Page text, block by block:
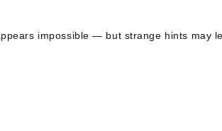
impossible — but strange hints may